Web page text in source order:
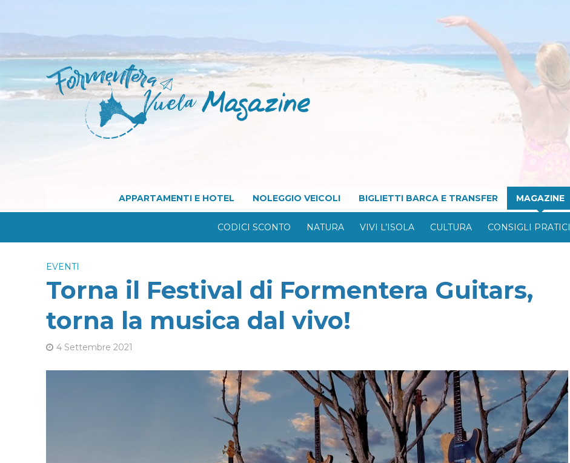
APPARTAMENTI E HOTEL NOLEGGIO VEICOLI BIGLIETTI BARCA E TRANSFER MAGAZINE
CODICI SCONTO NATURA VIVI L’ISOLA CULTURA CONSIGLI PRATICI
EVENTI
Torna il Festival di Formentera Guitars,
torna la musica dal vivo!
4 Settembre 2021